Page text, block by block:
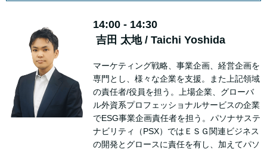
14:00 - 14:30
吉田 太地 / Taichi Yoshida
マーケティング戦略、事業企画、経営企画を
専門とし、様々な企業を支援。また上記領域
の責任者/役員を担う。上場企業、グローバ
ル外資系プロフェッショナルサービスの企業
でESG事業企画責任者を担う。パソナサステ
ナビリティ（PSX）ではＥＳＧ関連ビジネス
の開発とグロースに責任を有し、加えてパソ